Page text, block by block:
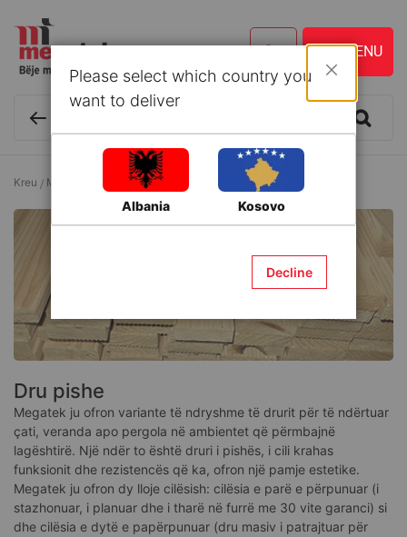
Kreu Materiale ndërtimi Dru pishe
Dru pishe
Megatek ju ofron variante të ndryshme të drurit për të ndërtuar
çati, veranda apo pergola në ambientet që përmbajnë
lagështirë. Një ndër to është druri i pishës, i cili krahas
funksionit dhe rezistencës që ka, ofron një pamje estetike.
Megatek ju ofron dy lloje cilësish: cilësia e parë e përpunuar (i
stazhonuar, i planuar dhe i tharë në furrë me 30 vite garanci) si
dhe cilësia e dytë e papërpunuar (dru masiv i patrajtuar për
Please select which country you
want to deliver
Albania Kosovo
Decline